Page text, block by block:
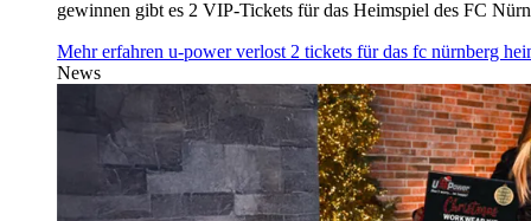
gewinnen gibt es 2 VIP-Tickets für das Heimspiel des FC
Mehr erfahren u‑power verlost 2 tickets für das fc nürnberg
News